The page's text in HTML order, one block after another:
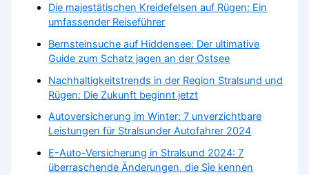
Die majestätischen Kreidefelsen auf Rügen: Ein
umfassender Reiseführer
Bernsteinsuche auf Hiddensee: Der ultimative
Guide zum Schatz jagen an der Ostsee
Nachhaltigkeitstrends in der Region Stralsund und
Rügen: Die Zukunft beginnt jetzt
Autoversicherung im Winter: 7 unverzichtbare
Leistungen für Stralsunder Autofahrer 2024
E-Auto-Versicherung in Stralsund 2024: 7
überraschende Änderungen, die Sie kennen